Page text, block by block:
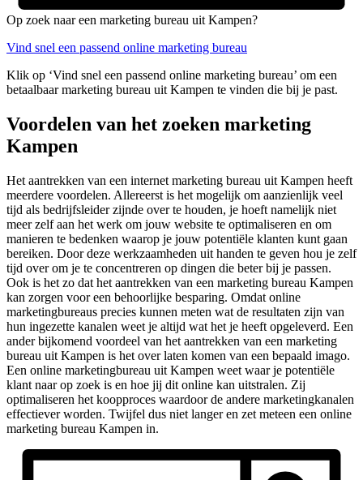
Op zoek naar een marketing bureau uit Kampen?
Vind snel een passend online marketing bureau
Klik op ‘Vind snel een passend online marketing bureau’ om een
betaalbaar marketing bureau uit Kampen te vinden die bij je past.
Voordelen van het zoeken marketing
Kampen
Het aantrekken van een internet marketing bureau uit Kampen heeft
meerdere voordelen. Allereerst is het mogelijk om aanzienlijk veel
tijd als bedrijfsleider zijnde over te houden, je hoeft namelijk niet
meer zelf aan het werk om jouw website te optimaliseren en om
manieren te bedenken waarop je jouw potentiële klanten kunt gaan
bereiken. Door deze werkzaamheden uit handen te geven hou je zelf
tijd over om je te concentreren op dingen die beter bij je passen.
Ook is het zo dat het aantrekken van een marketing bureau Kampen
kan zorgen voor een behoorlijke besparing. Omdat online
marketingbureaus precies kunnen meten wat de resultaten zijn van
hun ingezette kanalen weet je altijd wat het je heeft opgeleverd. Een
ander bijkomend voordeel van het aantrekken van een marketing
bureau uit Kampen is het over laten komen van een bepaald imago.
Een online marketingbureau uit Kampen weet waar je potentiële
klant naar op zoek is en hoe jij dit online kan uitstralen. Zij
optimaliseren het koopproces waardoor de andere marketingkanalen
effectiever worden. Twijfel dus niet langer en zet meteen een online
marketing bureau Kampen in.